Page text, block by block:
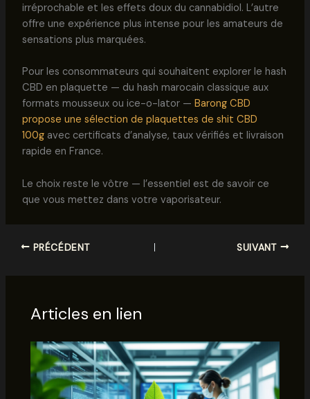
irréprochable et les effets doux du cannabidiol. L’autre
offre une expérience plus intense pour les amateurs de
sensations plus marquées.
Pour les consommateurs qui souhaitent explorer le hash
CBD en plaquette — du hash marocain classique aux
formats mousseux ou ice-o-lator — Barong CBD
propose une sélection de plaquettes de shit CBD
100gavec certificats d’analyse, taux vérifiés et livraison
rapide en France.
Le choix reste le vôtre — l’essentiel est de savoir ce
que vous mettez dans votre vaporisateur.
PRÉCÉDENT SUIVANT
Articles en lien